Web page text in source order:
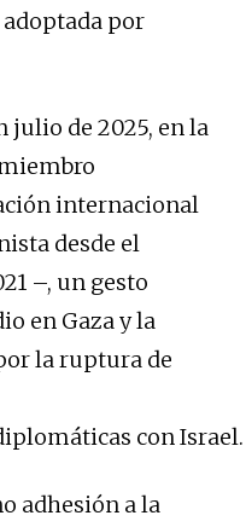
por
julio de 2025, en la
internacional
desde el
–, un gesto
en Gaza y la
la ruptura de
con
adhesión a la